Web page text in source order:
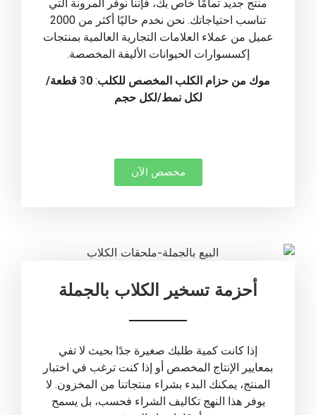
منتج جديد تمامًا خاص بك، فإننا نوفر المرونة التي
تناسب احتياجاتك. نحن نخدم حاليًا أكثر من 2000
عميل من عملاء العلامات التجارية العالمية بمنتجات
إكسسوارات الحيوانات الأليفة المخصصة.
موك من حزام الكلب المخصص للكلب: 3
0 قطعة/
لكل نمط/لكل حجم
مخصص الآن
أحزمة تسخير الكلاب بالجملة
إذا كانت كمية طلبك صغيرة جدًا بحيث لا تفي
بمعايير الإنتاج المخصص أو إذا كنت ترغب في اختبار
المنتج، يمكنك البدء بشراء منتجاتنا من المخزون. لا
يوفر هذا النهج تكاليف الشراء فحسب، بل يسمح